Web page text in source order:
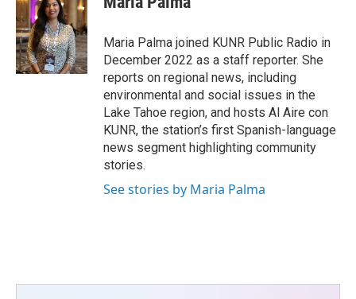
Maria Palma joined KUNR Public Radio in
December 2022 as a staff reporter. She
reports on regional news, including
environmental and social issues in the
Lake Tahoe region, and hosts Al Aire con
KUNR, the station’s first Spanish-language
news segment highlighting community
stories.
See stories by Maria Palma